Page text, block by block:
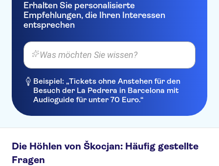
Erhalten Sie personalisierte
Empfehlungen, die Ihren Interessen
entsprechen
Was möchten Sie wissen?
Beispiel: „Tickets ohne Anstehen für den
Besuch der La Pedrera in Barcelona mit
Audioguide für unter 70 Euro.“
Die Höhlen von Škocjan: Häufig gestellte
Fragen